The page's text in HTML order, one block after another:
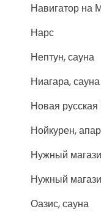
Навигатор на
Нарс
Нептун, сауна
Ниагара, сауна
Новая русская
Нойкурен,
Нужный
Нужный
Оазис, сауна